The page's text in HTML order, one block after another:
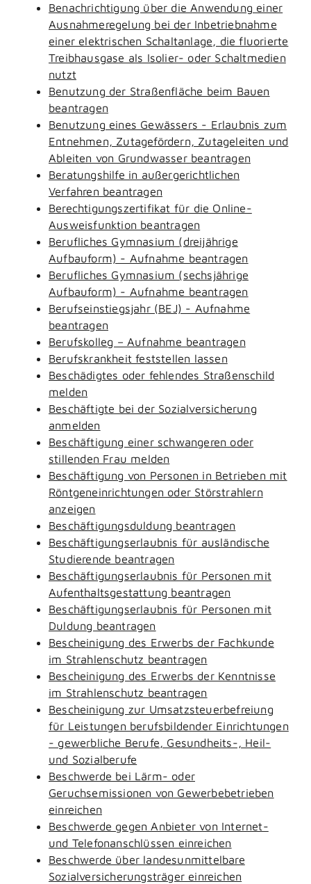
Benachrichtigung über die Anwendung einer
Ausnahmeregelung bei der Inbetriebnahme
einer elektrischen Schaltanlage, die fluorierte
Treibhausgase als Isolier- oder Schaltmedien
nutzt
Benutzung der Straßenfläche beim Bauen
beantragen
Benutzung eines Gewässers - Erlaubnis zum
Entnehmen, Zutagefördern, Zutageleiten und
Ableiten von Grundwasser beantragen
Beratungshilfe in außergerichtlichen
Verfahren beantragen
Berechtigungszertifikat für die Online-
Ausweisfunktion beantragen
Berufliches Gymnasium (dreijährige
Aufbauform) - Aufnahme beantragen
Berufliches Gymnasium (sechsjährige
Aufbauform) - Aufnahme beantragen
Berufseinstiegsjahr (BEJ) - Aufnahme
beantragen
Berufskolleg – Aufnahme beantragen
Berufskrankheit feststellen lassen
Beschädigtes oder fehlendes Straßenschild
melden
Beschäftigte bei der Sozialversicherung
anmelden
Beschäftigung einer schwangeren oder
stillenden Frau melden
Beschäftigung von Personen in Betrieben mit
Röntgeneinrichtungen oder Störstrahlern
anzeigen
Beschäftigungsduldung beantragen
Beschäftigungserlaubnis für ausländische
Studierende beantragen
Beschäftigungserlaubnis für Personen mit
Aufenthaltsgestattung beantragen
Beschäftigungserlaubnis für Personen mit
Duldung beantragen
Bescheinigung des Erwerbs der Fachkunde
im Strahlenschutz beantragen
Bescheinigung des Erwerbs der Kenntnisse
im Strahlenschutz beantragen
Bescheinigung zur Umsatzsteuerbefreiung
für Leistungen berufsbildender Einrichtungen
- gewerbliche Berufe, Gesundheits-, Heil-
und Sozialberufe
Beschwerde bei Lärm- oder
Geruchsemissionen von Gewerbebetrieben
einreichen
Beschwerde gegen Anbieter von Internet-
und Telefonanschlüssen einreichen
Beschwerde über landesunmittelbare
Sozialversicherungsträger einreichen